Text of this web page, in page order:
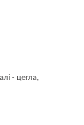
- цегла,